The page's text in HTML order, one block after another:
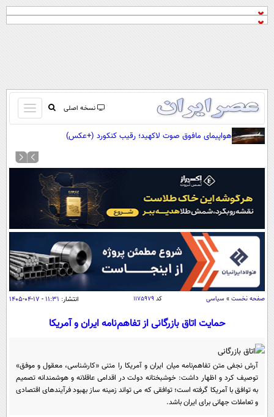
نسخه اصلی
باز
و
کردن
صفحه اول
آرشیو
نظرسنجی
آب و هوا
اوقات شرعی
سواد زندگی
اقتصاد
اقتصادی
جامعه
حوادث
سلامت
بین الملل
سیاست خارجی
فرهنگ و هنر
هواپیمای مافوق صوت لاکهید؛ رقیب کنکورد (+عکس)
صفحه نخست » سیاسی کد ۱۱۷۵۹۷۹ انتشار: ۱۱:۳۱ - ۱۷-۰۴-۱۴۰۵
حمایت اتاق بازرگانی از تفاهم‌نامه ایران و آمریکا
آرش نجفی متن تفاهم‌نامه میان ایران و آمریکا را متنی «کارشناسی، معقول و موفق»
توصیف کرد و اظهار داشت: خوشبختانه دولت در اقدامی عاقلانه و هوشمندانه تصمیم
به توافق با آمریکا گرفته است؛ توافقی که می تواند زمینه ساز بهبود فرآیندهای اقتصادی
و تعاملات جهانی برای ایران باشد.